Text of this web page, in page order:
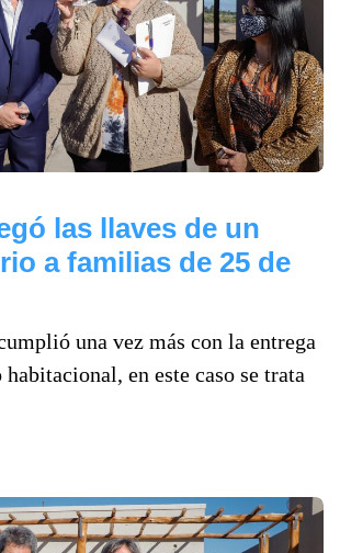
las llaves de un
a familias de 25 de
una vez más con la entrega
en este caso se trata